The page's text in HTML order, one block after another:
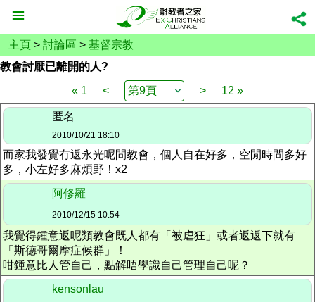
主頁 > 討論區 > 基督宗教
教會討厭已離開的人?
« 1
< > 12 »
匿名
2010/10/21 18:10
而家我發覺冇返永光呢間教會，個人自在好多，空閒時間多好
多，小左好多麻煩野！x2
阿修羅
2010/12/15 10:54
我覺得鍾意返呢類教會既人都有「被虐狂」或者返返下就有
「斯德哥爾摩症候群」！
咁鍾意比人管自己，點解唔學識自己管理自己呢？
kensonlau